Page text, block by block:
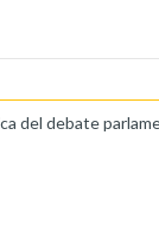
del debate